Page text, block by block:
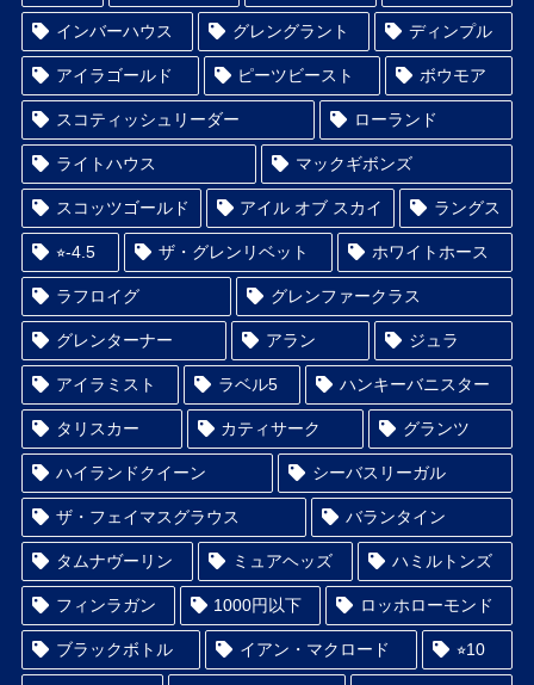
インバーハウス グレングラント ディンプル
アイラゴールド ピーツビースト ボウモア
スコティッシュリーダー ローランド
ライトハウス マックギボンズ
スコッツゴールド アイル オブ スカイ ラングス
⭐︎-4.5 ザ・グレンリベット ホワイトホース
ラフロイグ グレンファークラス
グレンターナー アラン ジュラ
アイラミスト ラベル5 ハンキーバニスター
タリスカー カティサーク グランツ
ハイランドクイーン シーバスリーガル
ザ・フェイマスグラウス バランタイン
タムナヴーリン ミュアヘッズ ハミルトンズ
フィンラガン 1000円以下 ロッホローモンド
ブラックボトル イアン・マクロード ⭐︎10